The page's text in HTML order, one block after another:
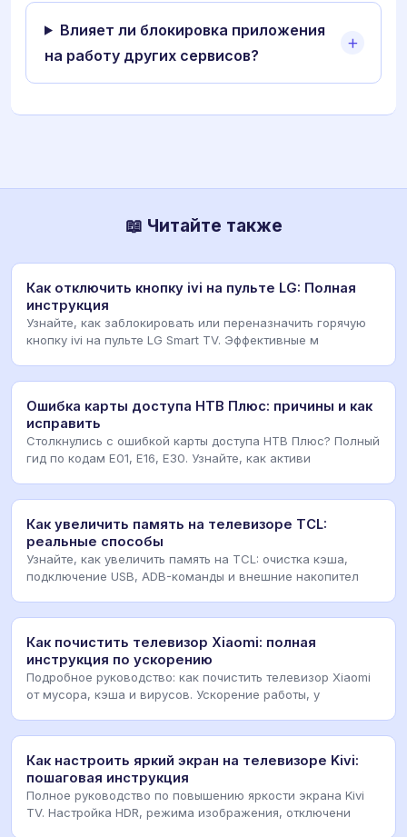
Влияет ли блокировка приложения
на работу других сервисов?
📖 Читайте также
Как отключить кнопку ivi на пульте LG: Полная
инструкция
Узнайте, как заблокировать или переназначить горячую
кнопку ivi на пульте LG Smart TV. Эффективные м
Ошибка карты доступа НТВ Плюс: причины и как
исправить
Столкнулись с ошибкой карты доступа НТВ Плюс? Полный
гид по кодам E01, E16, E30. Узнайте, как активи
Как увеличить память на телевизоре TCL:
реальные способы
Узнайте, как увеличить память на TCL: очистка кэша,
подключение USB, ADB-команды и внешние накопител
Как почистить телевизор Xiaomi: полная
инструкция по ускорению
Подробное руководство: как почистить телевизор Xiaomi
от мусора, кэша и вирусов. Ускорение работы, у
Как настроить яркий экран на телевизоре Kivi:
пошаговая инструкция
Полное руководство по повышению яркости экрана Kivi
TV. Настройка HDR, режима изображения, отключени